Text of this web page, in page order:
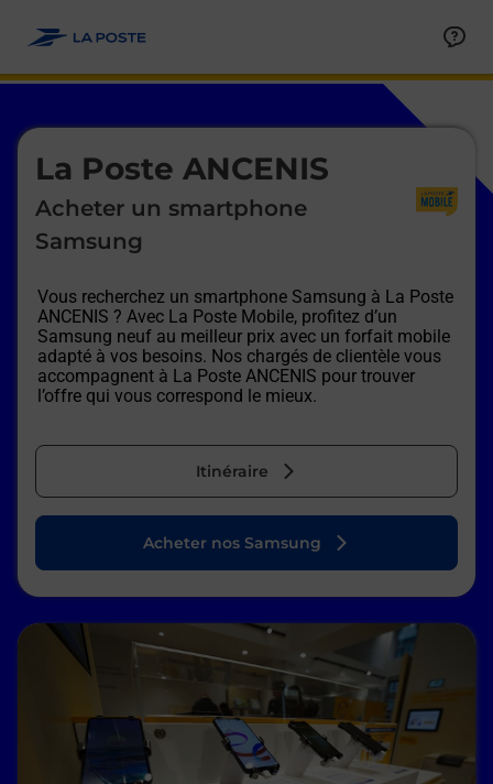
La Poste ANCENIS
Acheter un smartphone
Samsung
Vous recherchez un smartphone Samsung à La Poste
ANCENIS ? Avec La Poste Mobile, profitez d’un
Samsung neuf au meilleur prix avec un forfait mobile
adapté à vos besoins. Nos chargés de clientèle vous
accompagnent à La Poste ANCENIS pour trouver
l’offre qui vous correspond le mieux.
Itinéraire
Le lien s'ouvre dans un nouvel onglet
Acheter nos Samsung